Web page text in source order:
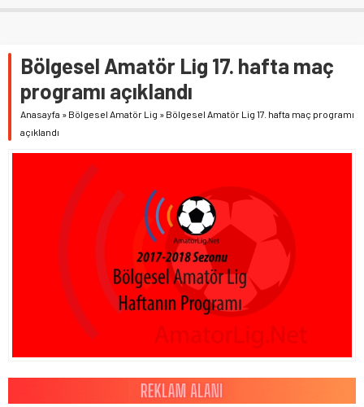
Bölgesel Amatör Lig 17. hafta maç
programı açıklandı
Anasayfa » Bölgesel Amatör Lig » Bölgesel Amatör Lig 17. hafta maç programı
açıklandı